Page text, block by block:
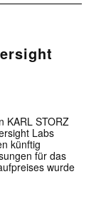
KARL STORZ
Labs
künftig
für das
wurde